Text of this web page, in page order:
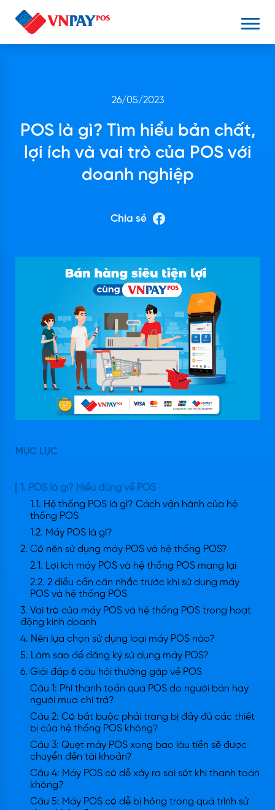
26/05/2023
POS là gì? Tìm hiểu bản chất,
lợi ích và vai trò của POS với
doanh nghiệp
Chia sẻ
MỤC LỤC
1. POS là gì? Hiểu đúng về POS
1.1. Hệ thống POS là gì? Cách vận hành của hệ
thống POS
1.2. Máy POS là gì?
2. Có nên sử dụng máy POS và hệ thống POS?
2.1. Lợi ích máy POS và hệ thống POS mang lại
2.2. 2 điều cần cân nhắc trước khi sử dụng máy
POS và hệ thống POS
3. Vai trò của máy POS và hệ thống POS trong hoạt
động kinh doanh
4. Nên lựa chọn sử dụng loại máy POS nào?
5. Làm sao để đăng ký sử dụng máy POS?
6. Giải đáp 6 câu hỏi thường gặp về POS
Câu 1: Phí thanh toán qua POS do người bán hay
người mua chi trả?
Câu 2: Có bắt buộc phải trang bị đầy đủ các thiết
bị của hệ thống POS không?
Câu 3: Quẹt máy POS xong bao lâu tiền sẽ được
chuyển đến tài khoản?
Câu 4: Máy POS có dễ xảy ra sai sót khi thanh toán
không?
Câu 5: Máy POS có dễ bị hỏng trong quá trình sử